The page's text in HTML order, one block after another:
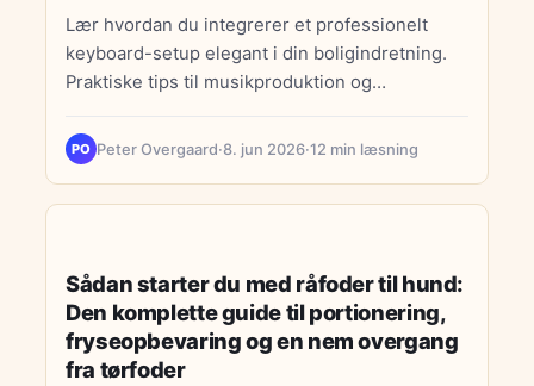
Lær hvordan du integrerer et professionelt
keyboard-setup elegant i din boligindretning.
Praktiske tips til musikproduktion og
PO Peter Overgaard·8. jun 2026·12 min læsning
Sådan starter du med råfoder til hund:
Den komplette guide til portionering,
fryseopbevaring og en nem overgang
fra tørfoder